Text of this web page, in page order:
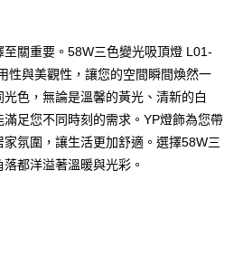
之後才付款」的支付方式。 讓您購物簡單
綁卡、不需儲值。
】
享後付」後，將跳轉至「AFTEE先享後付」
含以上)免運費
關重要。58W三色變光吸頂燈 L01-
性與美觀性，讓您的空間瞬間煥然一
色，無論是溫馨的黃光、清新的白
足您不同時刻的需求。YP燈飾為您帶
氛圍，讓生活更加舒適。選擇58W三
都洋溢著溫暖與光彩。